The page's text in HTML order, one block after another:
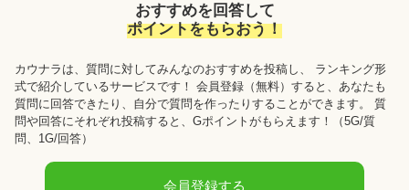
おすすめを回答して
ポイントをもらおう！
カウナラ は、質問に対してみんなのおすすめを投稿し、 ランキング形
式で紹介しているサービスです！ 会員登録（無料）すると、あなたも
質問に回答できたり、自分で質問を作ったりすることができます。 質
問や回答にそれぞれ投稿すると、Gポイントがもらえます！
（5G/質
問、1G/回答）
会員登録する